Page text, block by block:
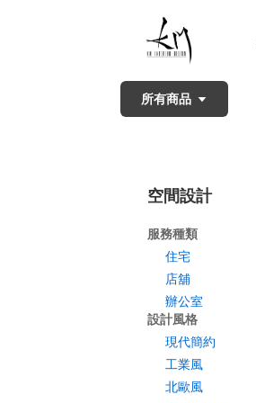
所有商品
空間設計
服務種類
住宅
店舖
辦公室
設計風格
現代簡約
工業風
北歐風